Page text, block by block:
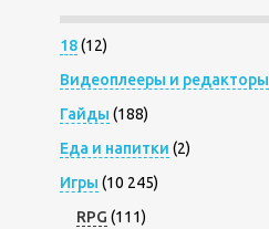
18(12)
Видеоплееры и редакторы
Гайды (188)
Еда и напитки (2)
Игры (10 245)
RPG (111)